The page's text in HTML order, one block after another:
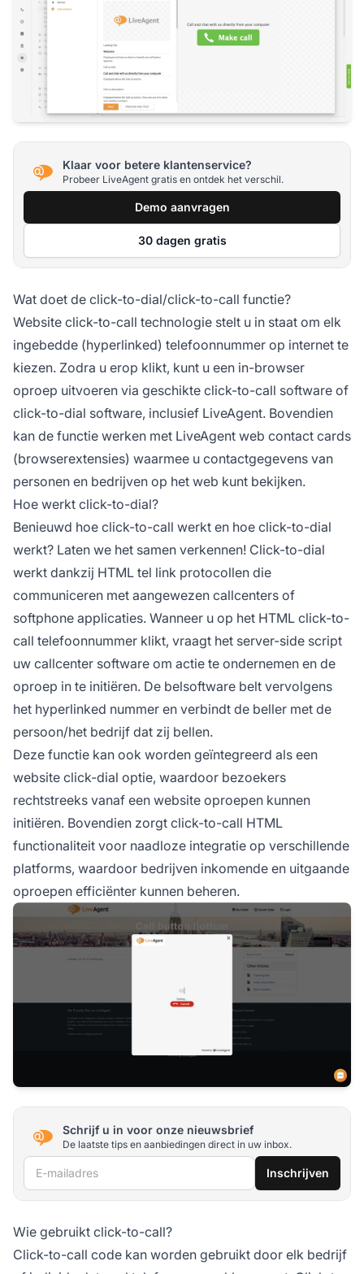
Klaar voor betere klantenservice?
Probeer LiveAgent gratis en ontdek het verschil.
Demo aanvragen
30 dagen gratis
Wat doet de click-to-dial/click-to-call functie?
Website click-to-call technologie stelt u in staat om elk
ingebedde (hyperlinked) telefoonnummer op internet te
kiezen. Zodra u erop klikt, kunt u een in-browser
oproep uitvoeren via geschikte click-to-call software of
click-to-dial software, inclusief LiveAgent. Bovendien
kan de functie werken met LiveAgent web contact cards
(browserextensies) waarmee u contactgegevens van
personen en bedrijven op het web kunt bekijken.
Hoe werkt click-to-dial?
Benieuwd hoe click-to-call werkt en hoe click-to-dial
werkt? Laten we het samen verkennen! Click-to-dial
werkt dankzij HTML tel link protocollen die
communiceren met aangewezen callcenters of
softphone applicaties. Wanneer u op het HTML click-to-
call telefoonnummer klikt, vraagt het server-side script
uw callcenter software om actie te ondernemen en de
oproep in te initiëren. De belsoftware belt vervolgens
het hyperlinked nummer en verbindt de beller met de
persoon/het bedrijf dat zij bellen.
Deze functie kan ook worden geïntegreerd als een
website click-dial optie, waardoor bezoekers
rechtstreeks vanaf een website oproepen kunnen
initiëren. Bovendien zorgt click-to-call HTML
functionaliteit voor naadloze integratie op verschillende
platforms, waardoor bedrijven inkomende en uitgaande
oproepen efficiënter kunnen beheren.
Schrijf u in voor onze nieuwsbrief
De laatste tips en aanbiedingen direct in uw inbox.
E-mailadres Inschrijven
Wie gebruikt click-to-call?
Click-to-call code kan worden gebruikt door elk bedrijf